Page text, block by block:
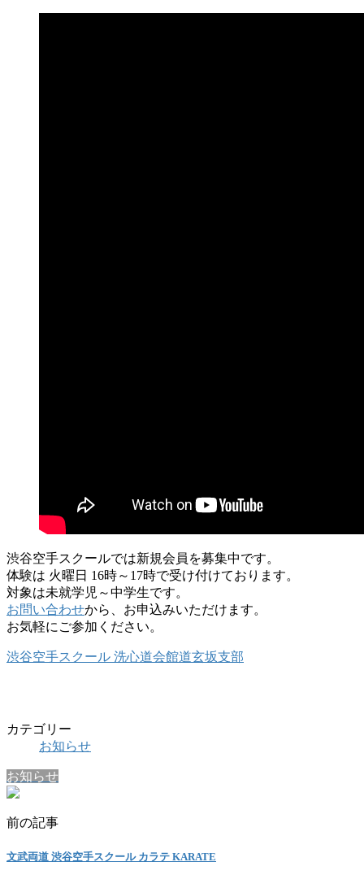
渋谷空手スクールでは新規会員を募集中です。
体験は 火曜日 16時～17時で受け付けております。
対象は未就学児～中学生です。
お問い合わせから、お申込みいただけます。
お気軽にご参加ください。
渋谷空手スクール 洗心道会館道玄坂支部
カテゴリー
お知らせ
お知らせ
前の記事
文武両道 渋谷空手スクール カラテ KARATE